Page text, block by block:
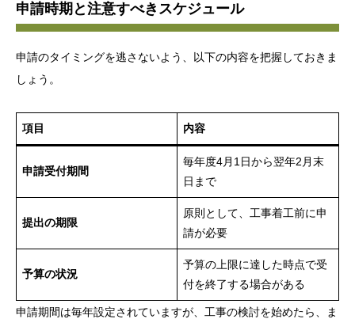
申請時期と注意すべきスケジュール
申請のタイミングを逃さないよう、以下の内容を把握しておきま
しょう。
項目 内容
申請受付期間
毎年度4月1日から翌年2月末
日まで
提出の期限
原則として、工事着工前に申
請が必要
予算の状況
予算の上限に達した時点で受
付を終了する場合がある
申請期間は毎年設定されていますが、工事の検討を始めたら、ま